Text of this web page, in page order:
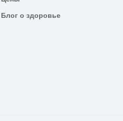
Блог о здоровье